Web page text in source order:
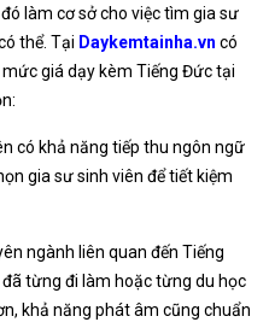
làm cơ sở cho việc tìm gia sư
thể. Tại Daykemtainha.vn có
giá dạy kèm Tiếng Đức tại
có khả năng tiếp thu ngôn ngữ
gia sư sinh viên để tiết kiệm
ngành liên quan đến Tiếng
từng đi làm hoặc từng du học
khả năng phát âm cũng chuẩn